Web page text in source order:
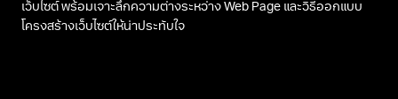
เว็บไซต์ พร้อมเจาะลึกความต่างระหว่าง Web Page และวิธีออกแบบ
โครงสร้างเว็บไซต์ให้น่าประทับใจ